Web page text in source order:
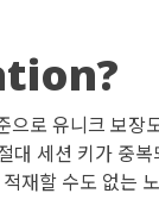
로 유니크 보장
세션 키가 중
재할 수도 없는